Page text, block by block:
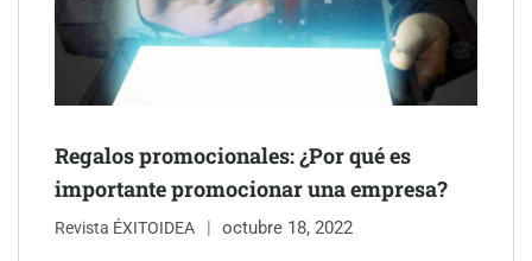
Regalos promocionales: ¿Por qué es
importante promocionar una empresa?
Revista ÉXITOIDEA octubre 18, 2022